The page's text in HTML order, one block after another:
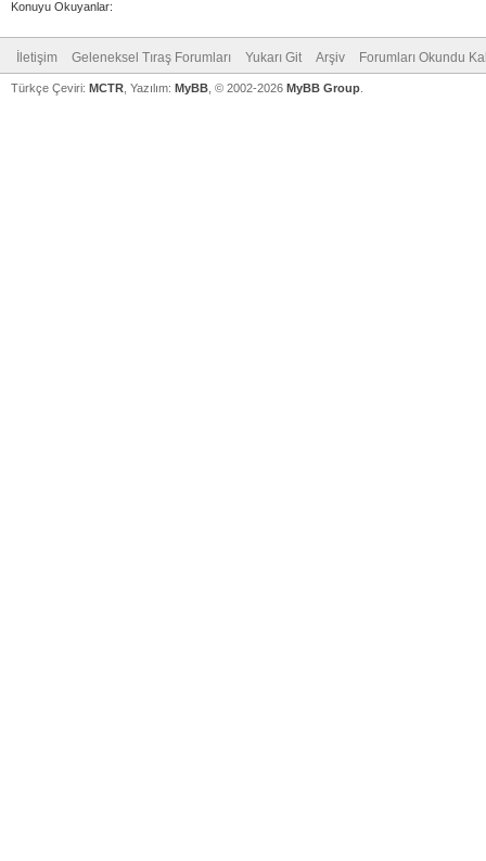
Konuyu Okuyanlar:
İletişim Geleneksel Tıraş Forumları Yukarı Git Arşiv Forumları Okundu
Türkçe Çeviri: MCTR , Yazılım: MyBB , © 2002-2026 MyBB Group